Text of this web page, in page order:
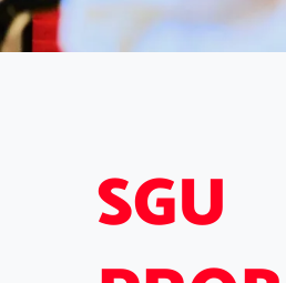
SGU